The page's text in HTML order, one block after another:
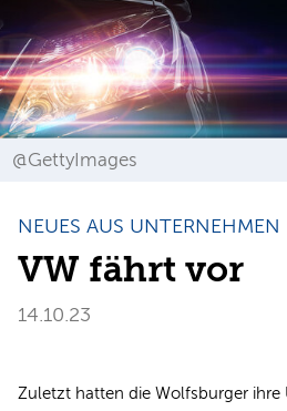
@GettyImages
NEUES AUS UNTERNEHMEN
VW fährt vor
14.10.23
Zuletzt hatten die Wolfsburger ihre
Anmelden